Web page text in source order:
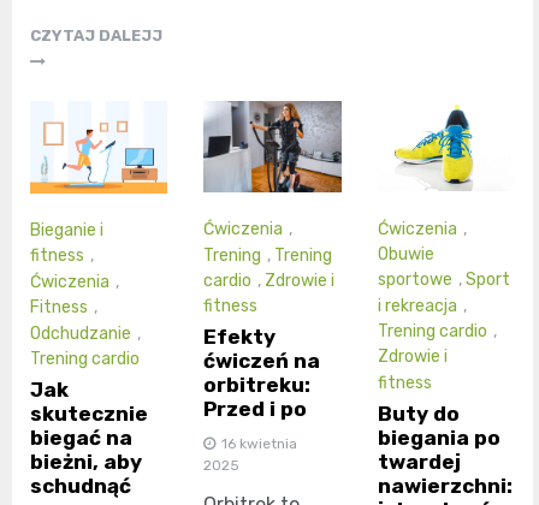
CZYTAJ DALEJJ
Bieganie i
fitness ,
Ćwiczenia ,
Fitness ,
Odchudzanie ,
Trening cardio
Jak
skutecznie
biegać na
bieżni, aby
schudnąć
Ćwiczenia ,
Trening , Trening
cardio , Zdrowie i
fitness
Efekty
ćwiczeń na
orbitreku:
Przed i po
16 kwietnia
2025
Ćwiczenia ,
Obuwie
sportowe ,Sport
i rekreacja ,
Trening cardio ,
Zdrowie i
fitness
Buty do
biegania po
twardej
nawierzchni: